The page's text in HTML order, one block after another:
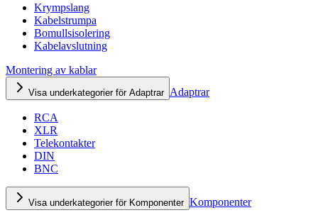
Krympslang
Kabelstrumpa
Bomullsisolering
Kabelavslutning
Montering av kablar
Visa underkategorier för Adaptrar Adaptrar
RCA
XLR
Telekontakter
DIN
BNC
Visa underkategorier för Komponenter Komponenter